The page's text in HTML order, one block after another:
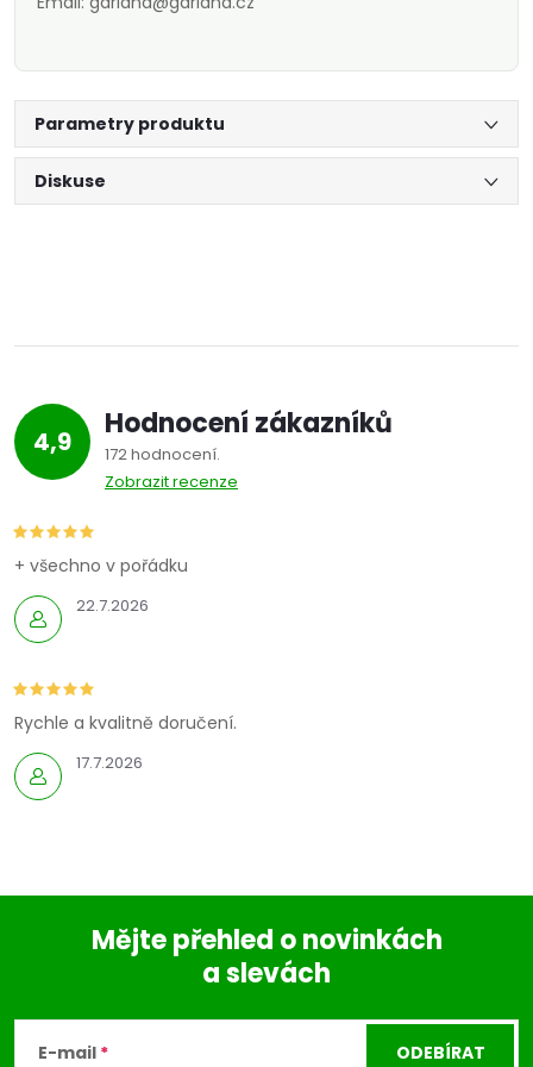
Parametry produktu
Diskuse
4,9 Hodnocení zákazníků
172 hodnocení
Zobrazit recenze
22.7.2026
+ všechno v pořádku
17.7.2026
Rychle a kvalitně doručení.
Mějte přehled o novinkách
a slevách
E-mail ODEBÍRAT